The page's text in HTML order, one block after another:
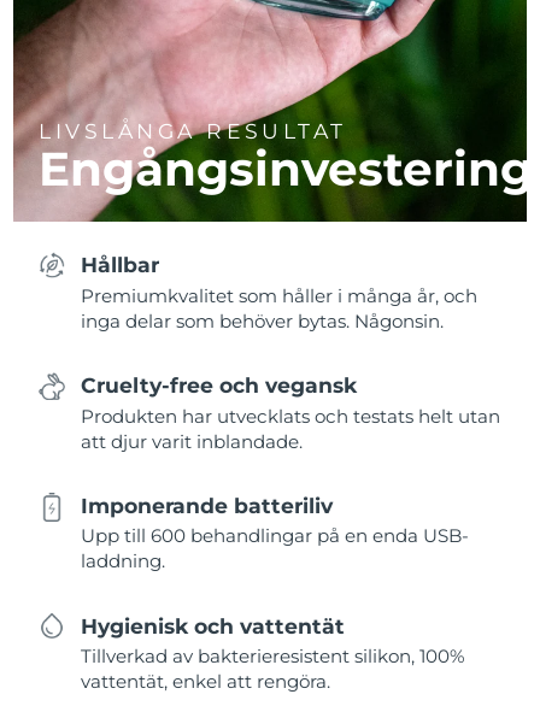
LIVSLÅNGA RESULTAT
Engångsinvestering
Hållbar
Premiumkvalitet som håller i många år, och
inga delar som behöver bytas. Någonsin.
Cruelty-free och vegansk
Produkten har utvecklats och testats helt utan
att djur varit inblandade.
Imponerande batteriliv
Upp till 600 behandlingar på en enda USB-
laddning.
Hygienisk och vattentät
Tillverkad av bakterieresistent silikon, 100%
vattentät, enkel att rengöra.